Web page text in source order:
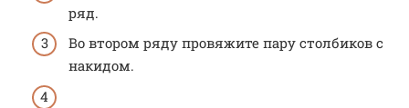
ряд.
Во втором ряду провяжите пару столбиков с
накидом.